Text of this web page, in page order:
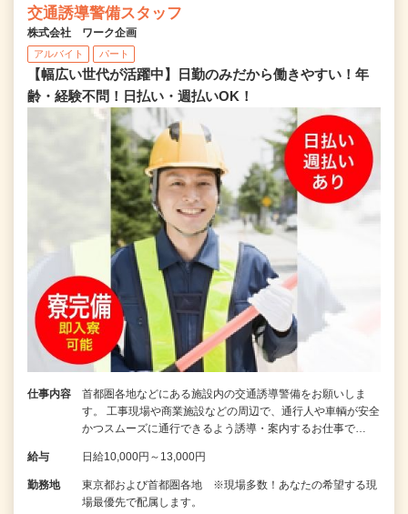
交通誘導警備スタッフ
株式会社 ワーク企画
アルバイト パート
【幅広い世代が活躍中】日勤のみだから働きやすい！年
齢・経験不問！日払い・週払いOK！
仕事内容
首都圏各地などにある施設内の交通誘導警備をお願いしま
す。 工事現場や商業施設などの周辺で、通行人や車輌が安全
かつスムーズに通行できるよう誘導・案内するお仕事で…
給与 日給10,000円～13,000円
勤務地
東京都および首都圏各地 ※現場多数！あなたの希望する現
場最優先で配属します。